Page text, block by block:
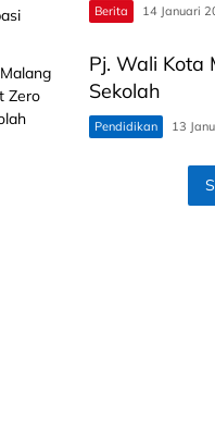
Berita 14 Januari
Pj. Wali Kota
Sekolah
Pendidikan 13